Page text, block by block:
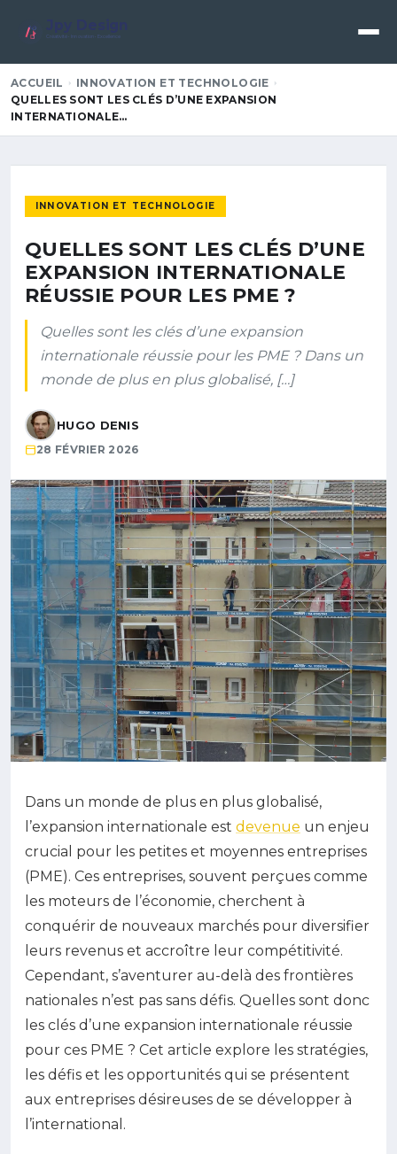
Créativité • Innovation • Excellence
ACCUEIL
INNOVATION ET TECHNOLOGIE
QUELLES SONT LES CLÉS D’UNE EXPANSION
INTERNATIONALE…
INNOVATION ET TECHNOLOGIE
QUELLES SONT LES CLÉS D’UNE
EXPANSION INTERNATIONALE
RÉUSSIE POUR LES PME ?
Quelles sont les clés d’une expansion
internationale réussie pour les PME ? Dans un
monde de plus en plus globalisé, […]
HUGO DENIS
28 FÉVRIER 2026
Dans un monde de plus en plus globalisé,
l’expansion internationale est devenue un enjeu
crucial pour les petites et moyennes entreprises
(PME). Ces entreprises, souvent perçues comme
les moteurs de l’économie, cherchent à
conquérir de nouveaux marchés pour diversifier
leurs revenus et accroître leur compétitivité.
Cependant, s’aventurer au-delà des frontières
nationales n’est pas sans défis. Quelles sont donc
les clés d’une expansion internationale réussie
pour ces PME ? Cet article explore les stratégies,
les défis et les opportunités qui se présentent
aux entreprises désireuses de se développer à
l’international.